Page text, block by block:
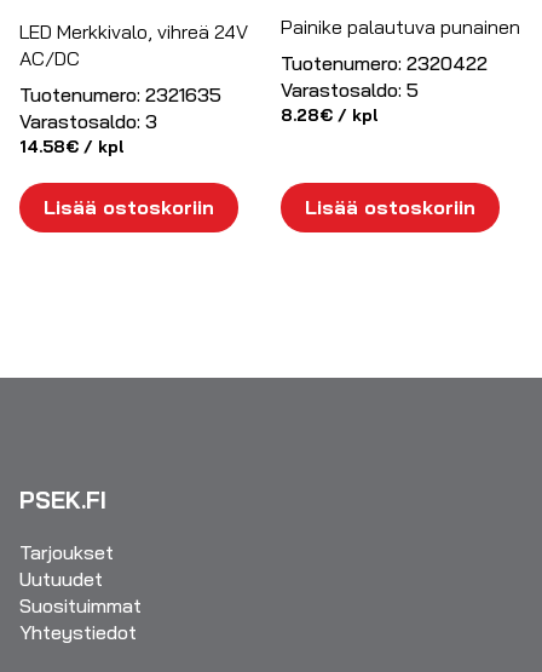
LED Merkkivalo, vihreä 24V
AC/DC
Tuotenumero: 2321635
Varastosaldo: 3
14.58€ / kpl
Lisää ostoskoriin
Painike palautuva punainen
Tuotenumero: 2320422
Varastosaldo: 5
8.28€ / kpl
Lisää ostoskoriin
PSEK.FI
Tarjoukset
Uutuudet
Suosituimmat
Yhteystiedot